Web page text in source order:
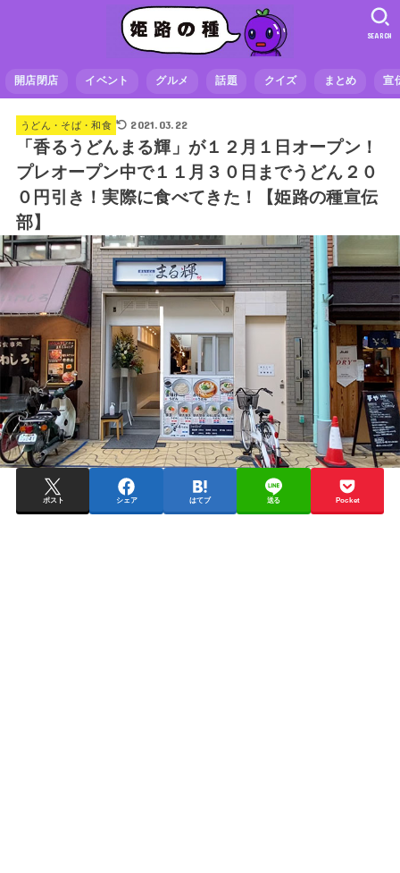
開店閉店 イベント グルメ 話題 クイズ まとめ 宣
SEARCH
うどん・そば・和食 2021.03.22
「香るうどんまる輝」が１２月１日オープン！
プレオープン中で１１月３０日までうどん２０
０円引き！実際に食べてきた！【姫路の種宣伝
部】
ポスト シェア はてブ 送る Pocket